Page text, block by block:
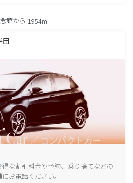
館から 1954m
田
な割引料金や予約、乗り捨てなどの
お電話ください。